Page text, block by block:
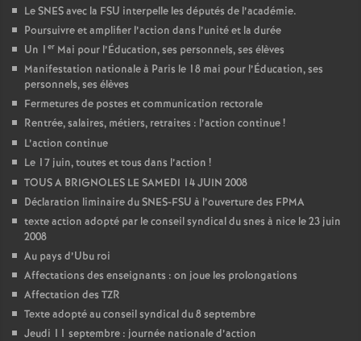
Le SNES avec la FSU interpelle les députés de l’académie.
Poursuivre et amplifier l’action dans l’unité et la durée
Un 1 er Mai pour l’Éducation, ses personnels, ses élèves
Manifestation nationale à Paris le 18 mai pour l’Éducation, ses
personnels, ses élèves
Fermetures de postes et communication rectorale
Rentrée, salaires, métiers, retraites : l’action continue!
L’action continue
Le 17 juin, toutes et tous dans l’action !
TOUS A BRIGNOLES LE SAMEDI 14 JUIN 2008
Déclaration liminaire du SNES-FSU à l’ouverture des FPMA
texte action adopté par le conseil syndical du snes à nice le 23 juin
2008
Au pays d’Ubu roi
Affectations des enseignants : on joue les prolongations
Affectation des TZR
Texte adopté au conseil syndical du 8 septembre
Jeudi 11 septembre : journée nationale d’action